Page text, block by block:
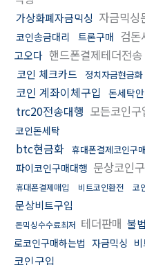
가상화폐자금믹싱 자금믹싱
코인송금대리 트론구매 검돈
고오다 핸드폰결제테더전송
코인 체크카드 정치자금현금화
코인 계좌이체구입 돈세탁
trc20전송대행 모든코인구
코인돈세탁
btc현금화 휴대폰결제코인구매
파이코인구매대행 문상코인
휴대폰결제매입 비트코인환전 코
문상비트구입
돈믹싱수수료최저 테더판매 불
로코인구매하는법 자금믹싱
코인구입